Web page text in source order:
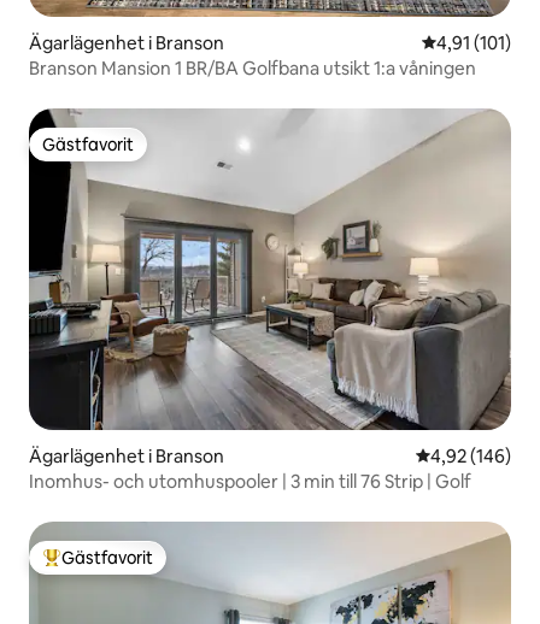
Ägarlägenhet i Branson 4,91 av 5 i
4,91 (101)
Branson Mansion 1 BR/BA Golfbana utsikt 1:a våningen
Gästfavorit
Gästfavorit
Ägarlägenhet i Branson 4,92 av 5 i
4,92 (146)
Inomhus- och utomhuspooler | 3 min till 76 Strip | Golf
Populär gästfavorit
Gästfavorit